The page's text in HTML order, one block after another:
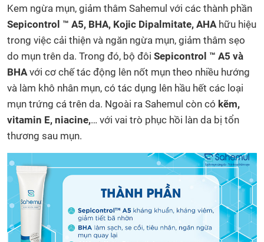
Kem ngừa mụn, giảm thâm Sahemul với các thành phần
Sepicontrol ™ A5, BHA, Kojic Dipalmitate, AHAhữu hiệu
trong việc cải thiện và ngăn ngừa mụn, giảm thâm sẹo
do mụn trên da. Trong đó, bộ đôi Sepicontrol ™ A5 và
BHAvới cơ chế tác động lên nốt mụn theo nhiều hướng
và làm khô nhân mụn, có tác dụng lên hầu hết các loại
mụn trứng cá trên da. Ngoài ra Sahemul còn có kẽm,
vitamin E, niacine,… với vai trò phục hồi làn da bị tổn
thương sau mụn.